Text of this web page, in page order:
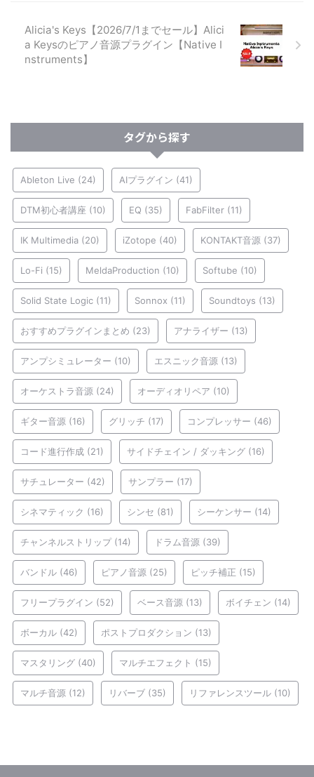
Alicia's Keys【2026/7/1までセール】Alici
a Keysのピアノ音源プラグイン【Native I
nstruments】
タグから探す
Ableton Live (24) AIプラグイン (41)
DTM初心者講座 (10) EQ (35) FabFilter (11)
IK Multimedia (20) iZotope (40) KONTAKT音源 (37)
Lo-Fi (15) MeldaProduction (10) Softube (10)
Solid State Logic (11) Sonnox (11) Soundtoys (13)
おすすめプラグインまとめ (23) アナライザー (13)
アンプシミュレーター (10) エスニック音源 (13)
オーケストラ音源 (24) オーディオリペア (10)
ギター音源 (16) グリッチ (17) コンプレッサー (46)
コード進行作成 (21) サイドチェイン / ダッキング (16)
サチュレーター (42) サンプラー (17)
シネマティック (16) シンセ (81) シーケンサー (14)
チャンネルストリップ(14) ドラム音源 (39)
バンドル (46) ピアノ音源 (25) ピッチ補正 (15)
フリープラグイン (52) ベース音源 (13) ボイチェン (14)
ボーカル (42) ポストプロダクション (13)
マスタリング (40) マルチエフェクト (15)
マルチ音源 (12) リバーブ (35) リファレンスツール (10)